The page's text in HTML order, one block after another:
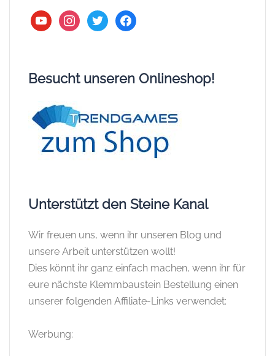
youtubeinstagram
twitter facebook
Besucht unseren Onlineshop!
Unterstützt den Steine Kanal
Wir freuen uns, wenn ihr unseren Blog und
unsere Arbeit unterstützen wollt!
Dies könnt ihr ganz einfach machen, wenn ihr für
eure nächste Klemmbaustein Bestellung einen
unserer folgenden Affiliate-Links verwendet:
Werbung: